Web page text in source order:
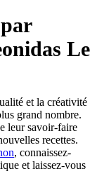
Le
et la créativité
grand nombre.
leur savoir-faire
recettes.
, connaissez-
et laissez-vous